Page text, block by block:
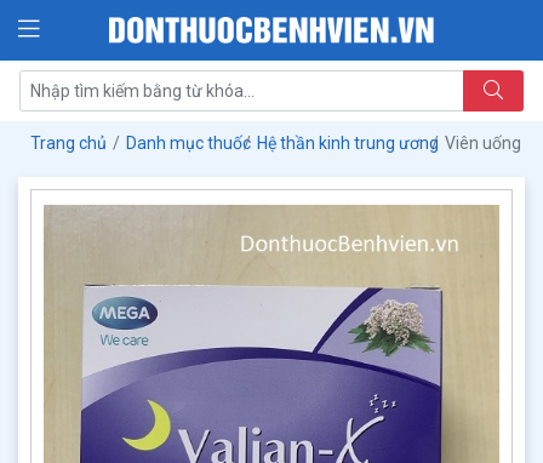
Trang chủ Danh mục thuốc Hệ thần kinh trung ương Viên uống